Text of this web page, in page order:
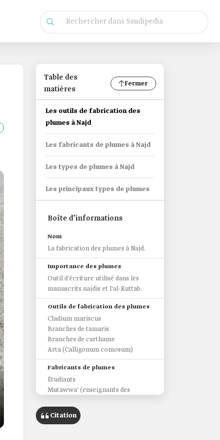
Table des
matières
Fermer
Les outils de fabrication des
plumes à Najd
Les fabricants de plumes à Najd
Les types de plumes à Najd
Les principaux types de plumes
Boîte d’informations
Nom
La fabrication des plumes à Najd.
Importance des plumes
Outil d'écriture utilisé dans les
manuscrits najdis et l'al-Kuttab.
Outils de fabrication des plumes
Cladium mariscus
Branches de tamaris
Branches de carthame
Arta (Calligonum comosum)
Fabricants de plumes
Étudiants
Mutawwa' (enseignants des
Charpentiers
Citation